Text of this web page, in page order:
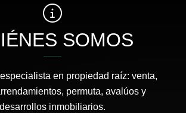
SOMOS
en propiedad raíz: venta,
permuta, avalúos y
desarrollos inmobiliarios.